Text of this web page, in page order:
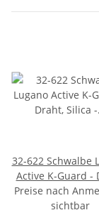
32-622 Schwalbe
Active K-Guard -
Silica -
Preise nach
sichtbar